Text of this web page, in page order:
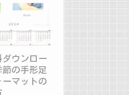
ダウンロー
節の手形足
ーマットの